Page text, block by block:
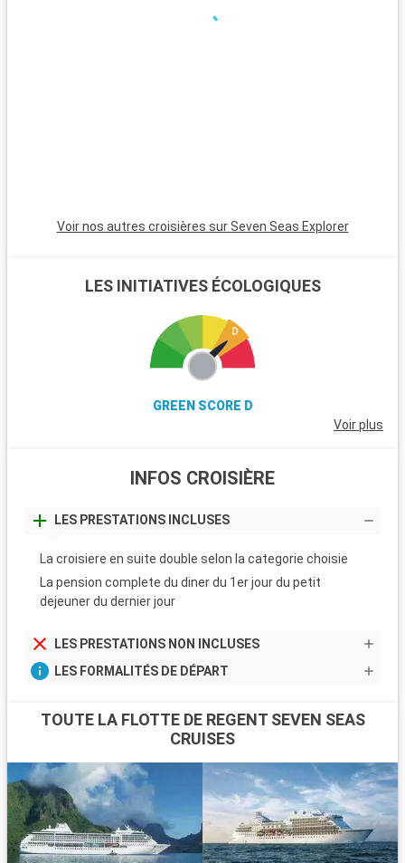
Voir nos autres croisières sur Seven Seas Explorer
LES INITIATIVES ÉCOLOGIQUES
GREEN SCORE D
Voir plus
INFOS CROISIÈRE
LES PRESTATIONS INCLUSES
La croisiere en suite double selon la categorie choisie
La pension complete du diner du 1er jour du petit
dejeuner du dernier jour
LES PRESTATIONS NON INCLUSES
LES FORMALITÉS DE DÉPART
TOUTE LA FLOTTE DE REGENT SEVEN SEAS
CRUISES